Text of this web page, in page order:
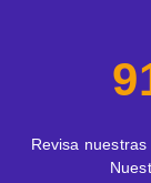
Revisa nuestras